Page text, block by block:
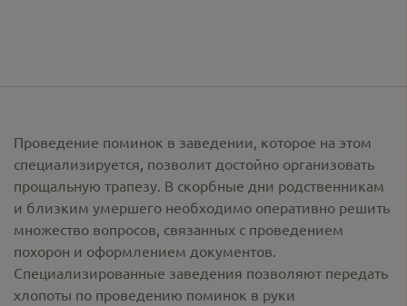
Проведение поминок в заведении, которое на этом
специализируется, позволит достойно организовать
прощальную трапезу. В скорбные дни родственникам
и близким умершего необходимо оперативно решить
множество вопросов, связанных с проведением
похорон и оформлением документов.
Специализированные заведения позволяют передать
хлопоты по проведению поминок в руки